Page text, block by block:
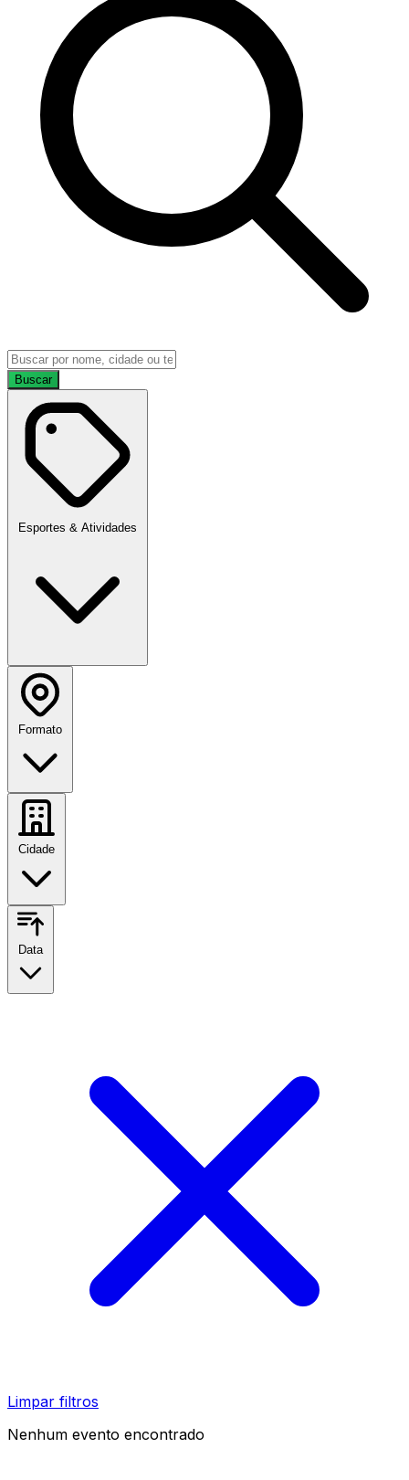
Buscar
Esportes & Atividades
Formato
Cidade
Data
Limpar filtros
Nenhum evento encontrado